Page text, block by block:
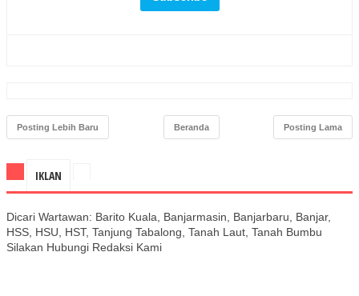
Posting Lebih Baru Posting Lama
Beranda
IKLAN
Dicari Wartawan: Barito Kuala, Banjarmasin, Banjarbaru, Banjar,
HSS, HSU, HST, Tanjung Tabalong, Tanah Laut, Tanah Bumbu
Silakan Hubungi Redaksi Kami